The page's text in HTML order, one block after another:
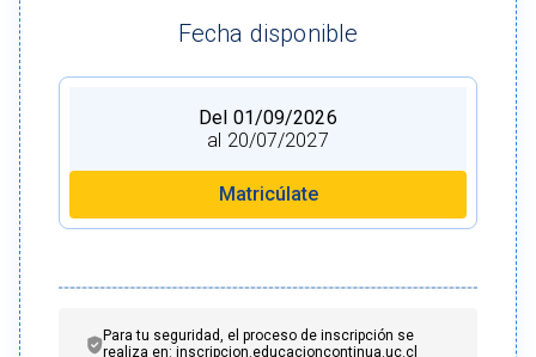
Fecha disponible
Del 01/09/2026
al 20/07/2027
Matricúlate
Para tu seguridad, el proceso de inscripción se
realiza en: inscripcion.educacioncontinua.uc.cl